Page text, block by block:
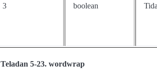
3 boolean
Teladan 5-23. wordwrap